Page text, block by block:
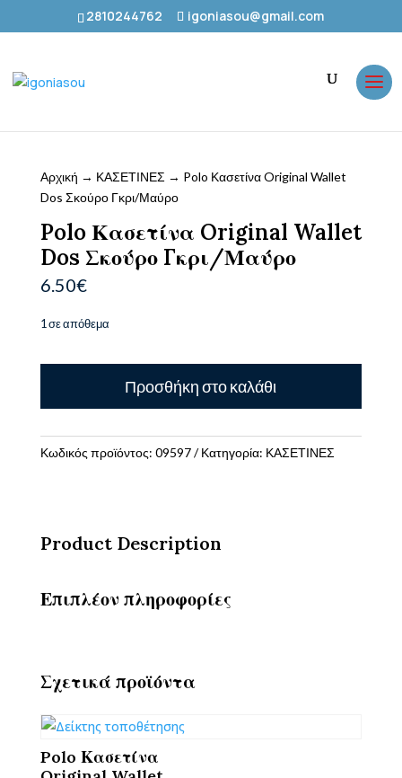
2810244762 igoniasou@gmail.com
Αρχική → ΚΑΣΕΤΙΝΕΣ → Polo Κασετίνα Original Wallet
Dos Σκούρο Γκρι/Μαύρο
Polo Κασετίνα Original Wallet
Dos Σκούρο Γκρι/Μαύρο
6.50€
1 σε απόθεμα
Polo
Original
Dos
Προσθήκη στο καλάθι
Κωδικός προϊόντος: 09597 Κατηγορία: ΚΑΣΕΤΙΝΕΣ
Product Description
Επιπλέον πληροφορίες
Σχετικά προϊόντα
Polo Κασετίνα